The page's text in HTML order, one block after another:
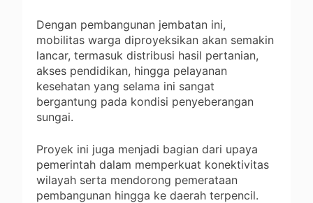
Dengan pembangunan jembatan ini,
mobilitas warga diproyeksikan akan semakin
lancar, termasuk distribusi hasil pertanian,
akses pendidikan, hingga pelayanan
kesehatan yang selama ini sangat
bergantung pada kondisi penyeberangan
sungai.
Proyek ini juga menjadi bagian dari upaya
pemerintah dalam memperkuat konektivitas
wilayah serta mendorong pemerataan
pembangunan hingga ke daerah terpencil.